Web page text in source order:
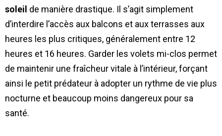
soleil de manière drastique. Il s’agit simplement
d’interdire l’accès aux balcons et aux terrasses aux
heures les plus critiques, généralement entre 12
heures et 16 heures. Garder les volets mi-clos permet
de maintenir une fraîcheur vitale à l’intérieur, forçant
ainsi le petit prédateur à adopter un rythme de vie plus
nocturne et beaucoup moins dangereux pour sa
santé.